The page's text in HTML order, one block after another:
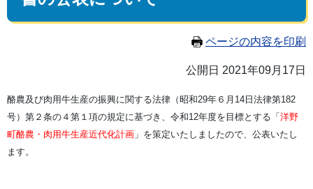
ページの内容を印刷
公開日 2021年09月17日
酪農及び肉用牛生産の振興に関する法律（昭和29年６月14日法律第182
号）第２条の４第１項の規定に基づき、令和12年度を目標とする「 洋野
町酪農・肉用牛生産近代化計画 」を策定いたしましたので、公表いたし
ます。